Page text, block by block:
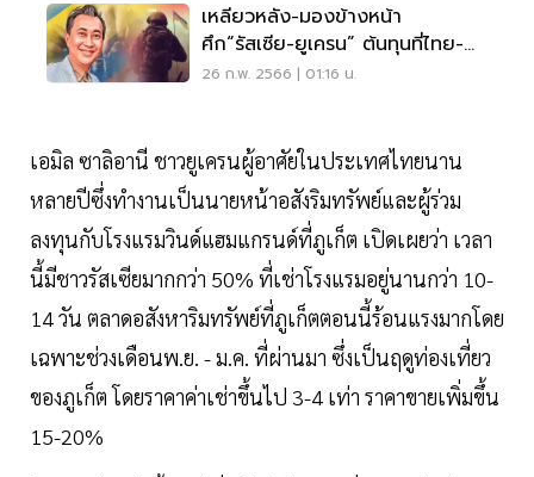
เหลียวหลัง-มองข้างหน้า
ศึก“รัสเซีย-ยูเครน” ต้นทุนที่ไทย-
โลกต้องจ่าย
26 ก.พ. 2566 | 01:16 น.
เอมิล ซาลิอานี ชาวยูเครนผู้อาศัยในประเทศไทยนาน
หลายปีซึ่งทำงานเป็นนายหน้าอสังริมทรัพย์และผู้ร่วม
ลงทุนกับโรงแรมวินด์แฮมแกรนด์ที่ภูเก็ต เปิดเผยว่า เวลา
นี้มีชาวรัสเซียมากกว่า 50% ที่เช่าโรงแรมอยู่นานกว่า 10-
14 วัน ตลาดอสังหาริมทรัพย์ที่ภูเก็ตตอนนี้ร้อนแรงมากโดย
เฉพาะช่วงเดือนพ.ย. - ม.ค. ที่ผ่านมา ซึ่งเป็นฤดูท่องเที่ยว
ของภูเก็ต โดยราคาค่าเช่าขึ้นไป 3-4 เท่า ราคาขายเพิ่มขึ้น
15-20%